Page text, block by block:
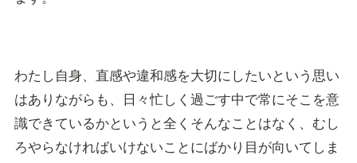
わたし自身、直感や違和感を大切にしたいという思い
はありながらも、日々忙しく過ごす中で常にそこを意
識できているかというと全くそんなことはなく、むし
ろやらなければいけないことにばかり目が向いてしま